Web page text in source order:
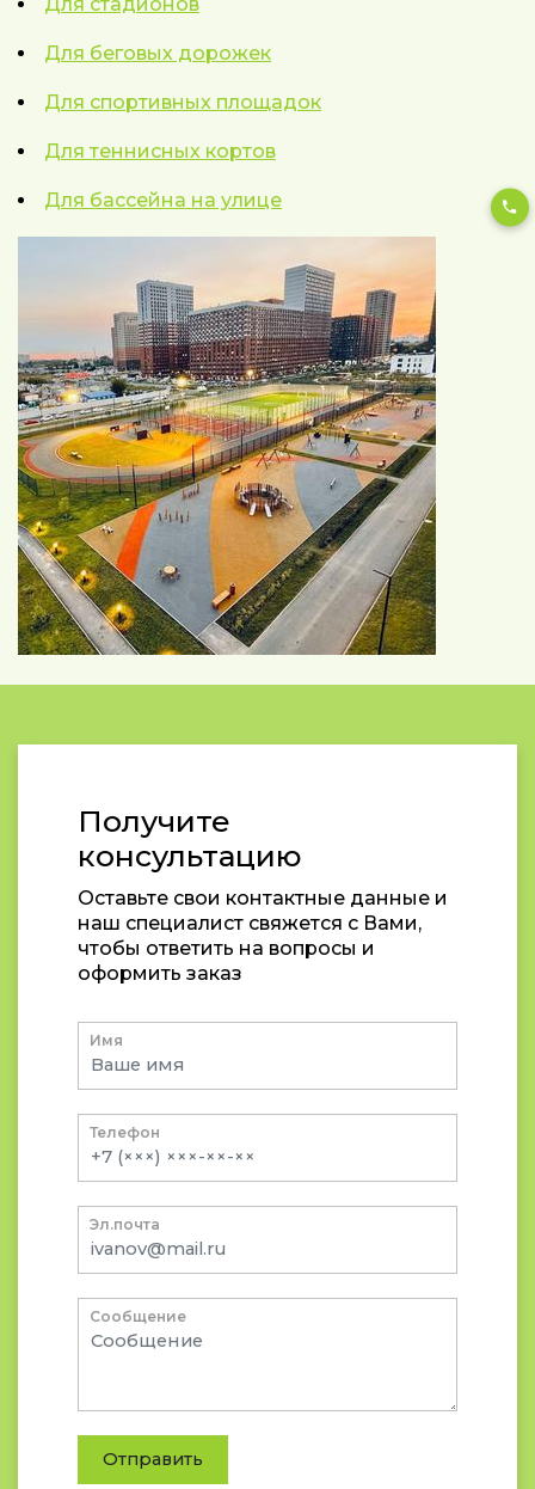
Для стадионов
Для беговых дорожек
Для спортивных площадок
Для теннисных кортов
Для бассейна на улице
Получите
консультацию
Оставьте свои контактные данные и
наш специалист свяжется с Вами,
чтобы ответить на вопросы и
оформить заказ
Имя
Телефон
Эл.почта
Сообщение
Отправить